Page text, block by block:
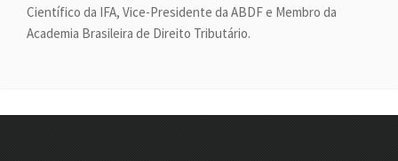
Científico da IFA, Vice-Presidente da ABDF e Membro da
Academia Brasileira de Direito Tributário.